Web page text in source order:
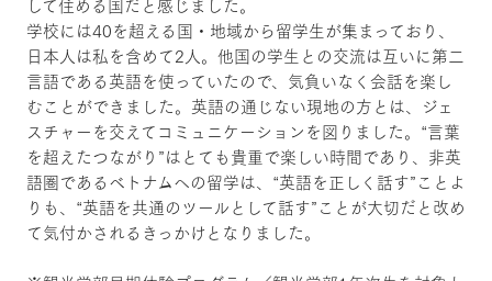
学校には40を超える国・地域から留学生が集まっており、
日本人は私を含めて2人。他国の学生との交流は互いに第二
言語である英語を使っていたので、気負いなく会話を楽し
むことができました。英語の通じない現地の方とは、ジェ
スチャーを交えてコミュニケーションを図りました。“言葉
を超えたつながり”はとても貴重で楽しい時間であり、非英
語圏であるベトナムへの留学は、“英語を正しく話す”ことよ
りも、“英語を共通のツールとして話す”ことが大切だと改め
て気付かされるきっかけとなりました。